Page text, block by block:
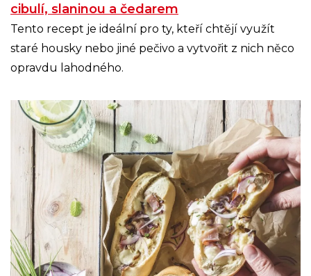
cibulí, slaninou a čedarem
Tento recept je ideální pro ty, kteří chtějí využít
staré housky nebo jiné pečivo a vytvořit z nich něco
opravdu lahodného.